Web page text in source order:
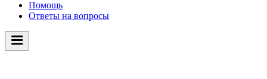
Помощь
Ответы на вопросы